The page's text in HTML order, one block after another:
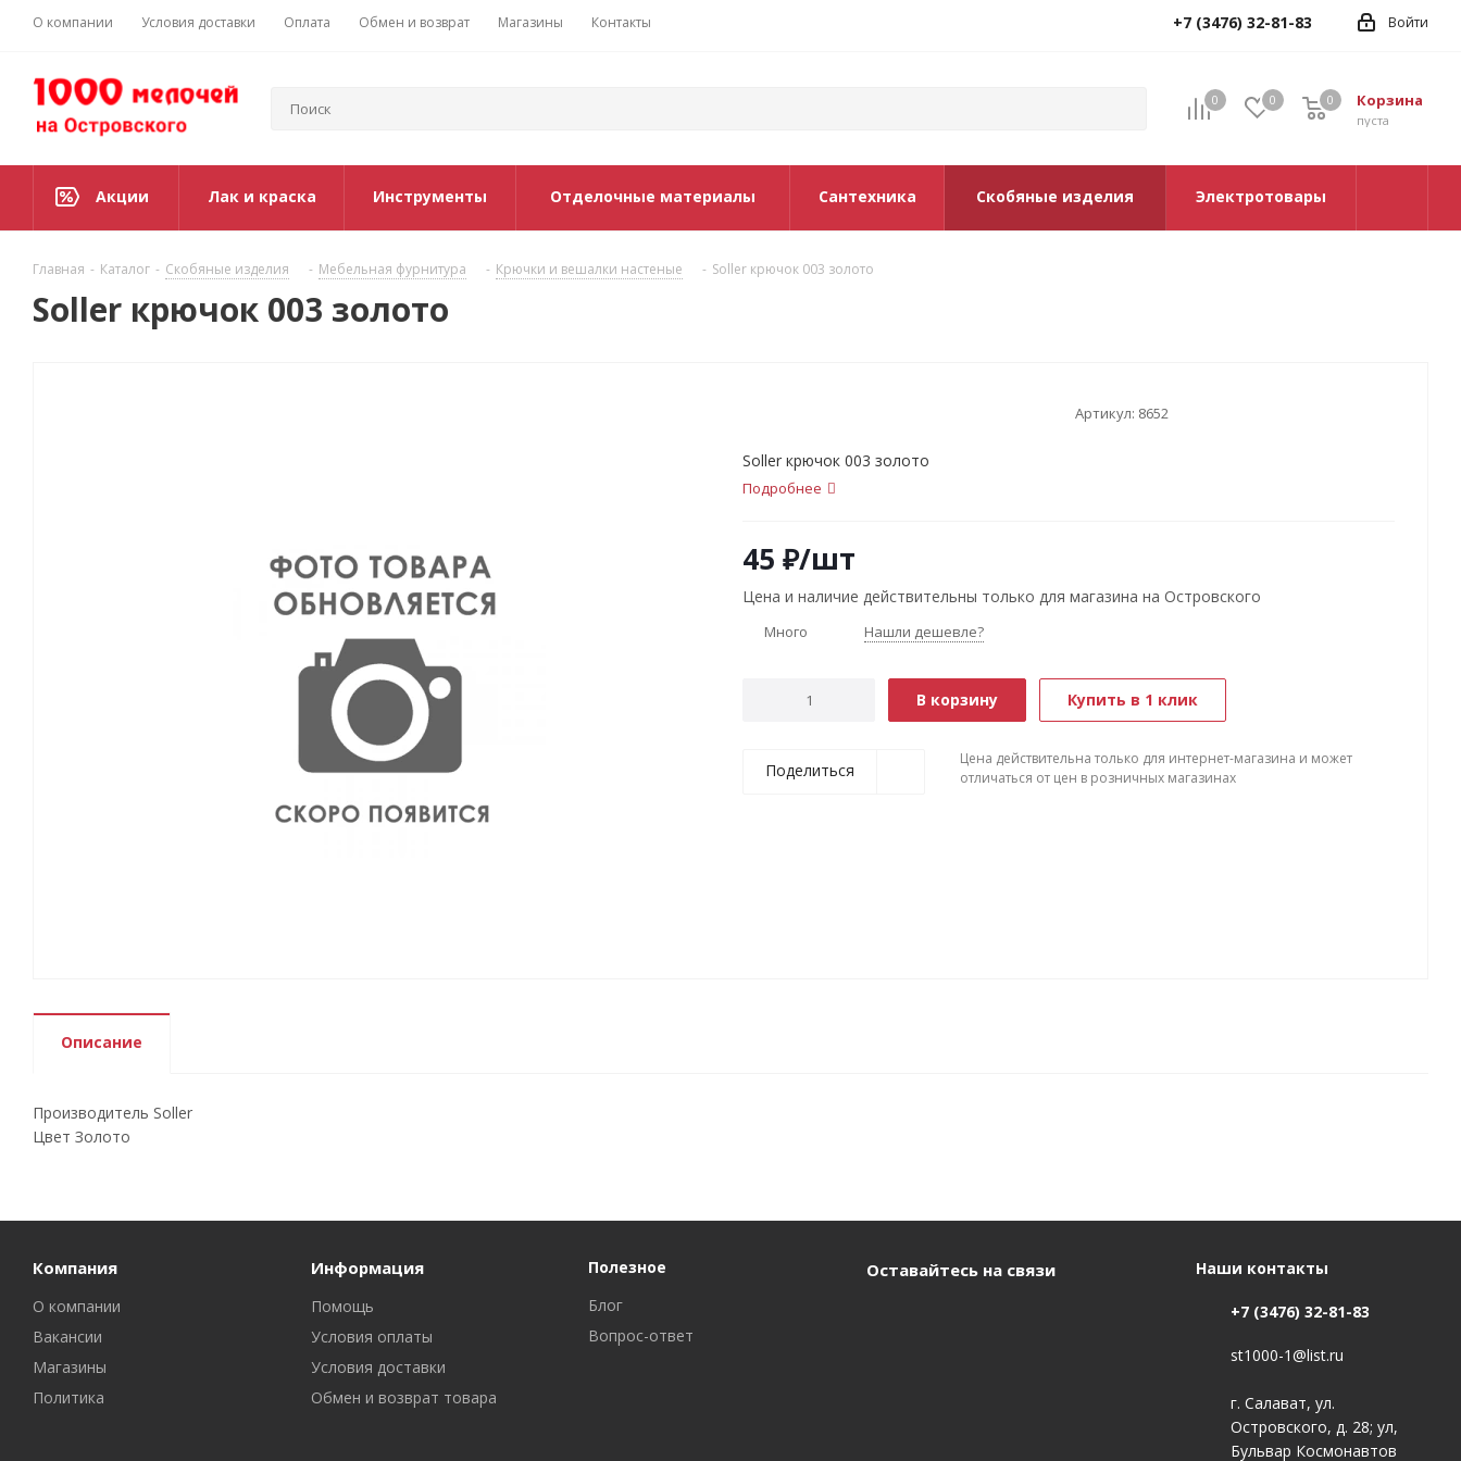
О компании Условия доставки Оплата Обмен и возврат Магазины Контакты Войти
+7 (3476) 32-81-83
0 0 Корзина
0
пуста
0
Акции Лак и краска Инструменты Отделочные материалы Сантехника Скобяные изделия Электротовары
Главная - Каталог - Скобяные изделия - Мебельная фурнитура - Крючки и вешалки настеные - Soller крючок 003 золото
Soller крючок 003 золото
Артикул: 8652
Soller крючок 003 золото
Подробнее
45 ₽/шт
Цена и наличие действительны только для магазина на Островского
Много Нашли дешевле?
В корзину Купить в 1 клик
Поделиться
Цена действительна только для интернет-магазина и может
отличаться от цен в розничных магазинах
Описание
Производитель Soller
Цвет Золото
Компания
О компании
Вакансии
Магазины
Политика
Информация
Помощь
Условия оплаты
Условия доставки
Обмен и возврат товара
Полезное
Блог
Вопрос-ответ
Оставайтесь на связи Наши контакты
+7 (3476) 32-81-83
st1000-1@list.ru
г. Салават, ул.
Островского, д. 28; ул,
Бульвар Космонавтов